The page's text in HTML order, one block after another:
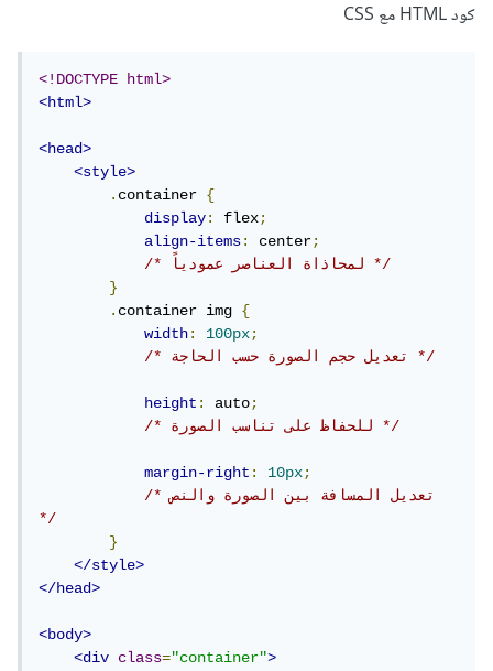
كود HTML مع CSS
<!DOCTYPE html>
<html>
<head>
<style>
.container {
display: flex;
align-items: center;
/* لمحاذاة العناصر عمودياً */
}
.container img {
width: 100px;
/* تعديل حجم الصورة حسب الحاجة */
height: auto;
/* للحفاظ على تناسب الصورة */
margin-right: 10px;
/* تعديل المسافة بين الصورة والنص
*/
}
</style>
</head>
<body>
<div
class="container">